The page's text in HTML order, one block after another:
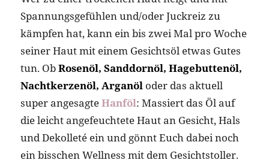
Spannungsgefühlen und/oder Juckreiz zu
kämpfen hat, kann ein bis zwei Mal pro Woche
seiner Haut mit einem Gesichtsöl etwas Gutes
tun. ObRosenöl, Sanddornöl, Hagebuttenöl,
Nachtkerzenöl, Arganöloder das aktuell
super angesagteHanföl: Massiert das Öl auf
die leicht angefeuchtete Haut an Gesicht, Hals
und Dekolleté ein und gönnt Euch dabei noch
ein bisschen Wellness mit dem Gesichtstoller.